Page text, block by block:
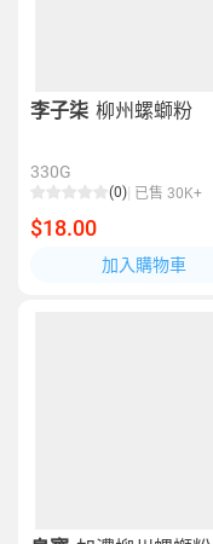
李子柒 柳州螺螄粉
330G
(0) 已售 30K+
$18.00
加入購物車